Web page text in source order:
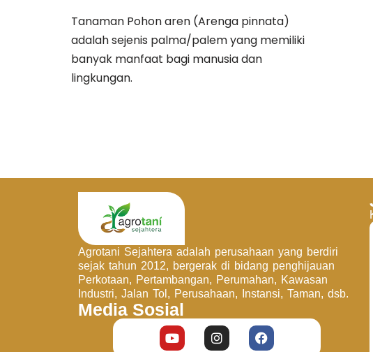
Tanaman Pohon aren (Arenga pinnata)
adalah sejenis palma/palem yang memiliki
banyak manfaat bagi manusia dan
lingkungan.
Agrotani Sejahtera adalah perusahaan yang berdiri
sejak tahun 2012, bergerak di bidang penghijauan
Perkotaan, Pertambangan, Perumahan, Kawasan
Industri, Jalan Tol, Perusahaan, Instansi, Taman, dsb.
Media Sosial